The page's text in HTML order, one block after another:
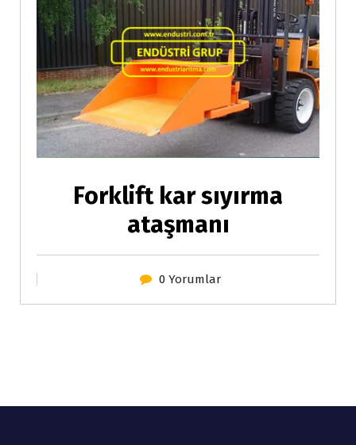
Forklift kar sıyırma
ataşmanı
0 Yorumlar